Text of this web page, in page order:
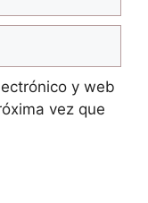
y web
vez que